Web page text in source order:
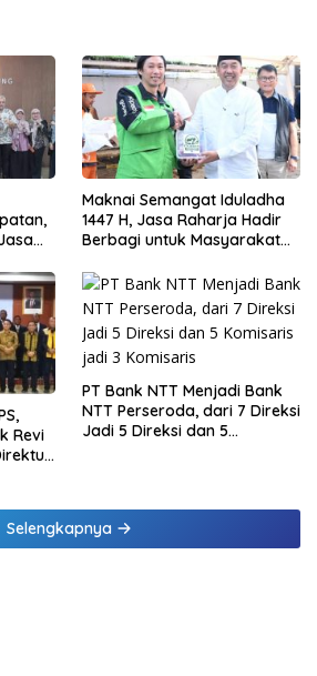
Maknai Semangat Iduladha
1447 H, Jasa Raharja Hadir
Berbagi untuk Masyarakat
Daging Kurban
Revi
PT Bank NTT Menjadi Bank
NTT Perseroda, dari 7 Direksi
Jadi 5 Direksi dan 5
Selengkapnya